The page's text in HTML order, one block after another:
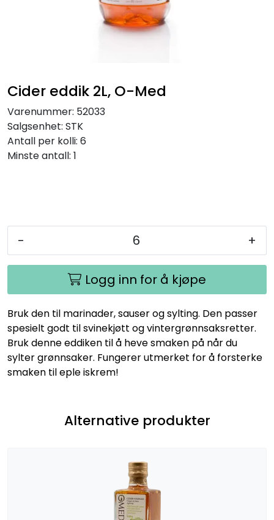
Cider eddik 2L, O-Med
Varenummer: 52033
Salgsenhet: STK
Antall per kolli: 6
Minste antall: 1
- +
Logg inn for å kjøpe
Bruk den til marinader, sauser og sylting. Den passer
spesielt godt til svinekjøtt og vintergrønnsaksretter.
Bruk denne eddiken til å heve smaken på når du
sylter grønnsaker. Fungerer utmerket for å forsterke
smaken til eple iskrem!
Alternative produkter